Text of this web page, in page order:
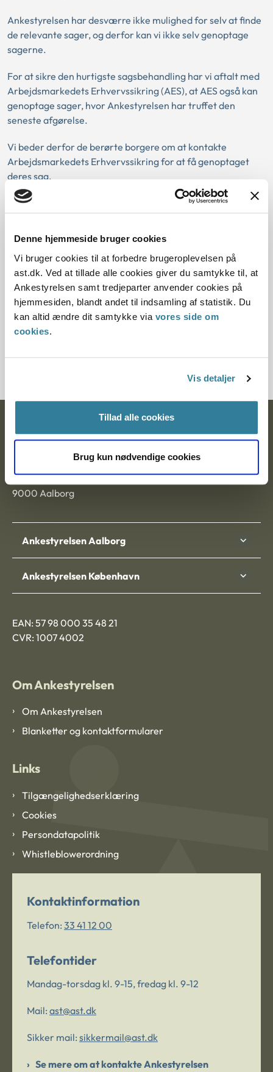
Denne hjemmeside bruger cookies
Vi bruger cookies til at forbedre brugeroplevelsen på
ast.dk. Ved at tillade alle cookies giver du samtykke til, at
Ankestyrelsen samt tredjeparter anvender cookies på
hjemmesiden, blandt andet til indsamling af statistik. Du
kan altid ændre dit samtykke via vores side om
cookies.
Vis detaljer
Tillad alle cookies
Brug kun nødvendige cookies
Ankestyrelsen har desværre ikke mulighed for selv at finde
de relevante sager, og derfor kan vi ikke selv genoptage
sagerne.
For at sikre den hurtigste sagsbehandling har vi aftalt med
Arbejdsmarkedets Erhvervssikring (AES), at AES også kan
genoptage sager, hvor Ankestyrelsen har truffet den
seneste afgørelse.
Vi beder derfor de berørte borgere om at kontakte
Arbejdsmarkedets Erhvervssikring for at få genoptaget
deres sag.
Muligheden for genoptagelse gælder i alle afgjorte
arbejdsskadesager om ovenstående kræftsygdomme.
Vi henviser til Arbejdsmarkedets Erhvervssikrings
hjemmeside (www.aes.dk) for mere information om, hvad
du skal gøre, hvis du ønsker, at din sag bliver genoptaget.
Tilmeld dig nyhedsbrev
Nytorv 7, 2. sal
9000 Aalborg
Ankestyrelsen Aalborg
Ankestyrelsen København
EAN: 57 98 000 35 48 21
CVR: 1007 4002
Om Ankestyrelsen
Om Ankestyrelsen
Blanketter og kontaktformularer
Links
Tilgængelighedserklæring
Cookies
Persondatapolitik
Whistleblowerordning
Kontaktinformation
Telefon: 33 41 12 00
Telefontider
Mandag-torsdag kl. 9-15, fredag kl. 9-12
Mail: ast@ast.dk
Sikker mail: sikkermail@ast.dk
Se mere om at kontakte Ankestyrelsen